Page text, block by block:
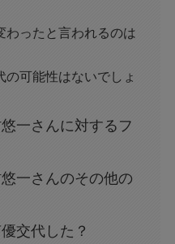
わったと言われるのは
の可能性はないでしょ
一さんに対するフ
一さんのその他の
交代した？